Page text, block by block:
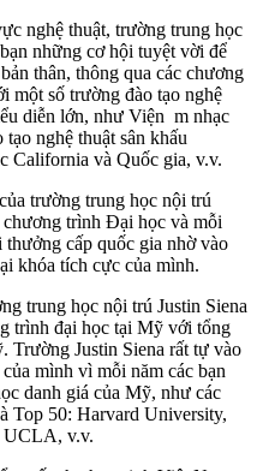
nghệ thuật, trường trung học
những cơ hội tuyệt vời để
thân, thông qua các chương
một số trường đào tạo nghệ
diễn lớn, như Viện m nhạc
nghệ thuật sân khấu
California và Quốc gia, v.v.
trường trung học nội trú
chương trình Đại học và mỗi
cấp quốc gia nhờ vào
khóa tích cực của mình.
trung học nội trú Justin Siena
trình đại học tại Mỹ với tổng
Trường Justin Siena rất tự vào
mình vì mỗi năm các bạn
danh giá của Mỹ, như các
Top 50: Harvard University,
UCLA, v.v.